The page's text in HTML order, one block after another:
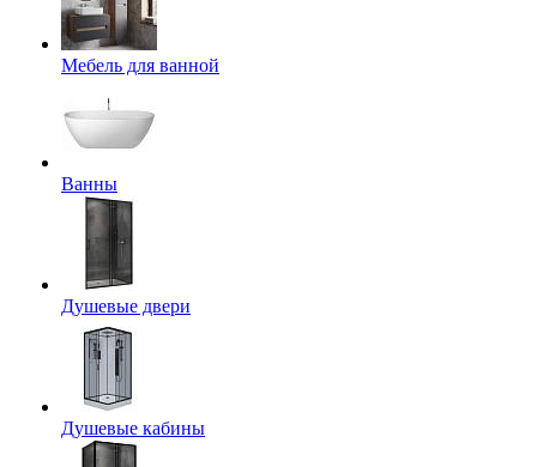
Мебель для ванной
Ванны
Душевые двери
Душевые кабины